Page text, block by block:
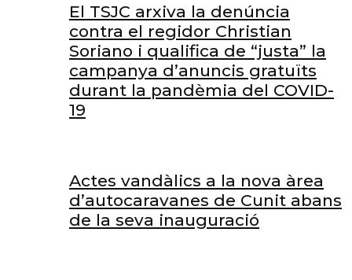
El TSJC arxiva la denúncia
contra el regidor Christian
Soriano i qualifica de “justa” la
campanya d’anuncis gratuïts
durant la pandèmia del COVID-
19
Actes vandàlics a la nova àrea
d’autocaravanes de Cunit abans
de la seva inauguració